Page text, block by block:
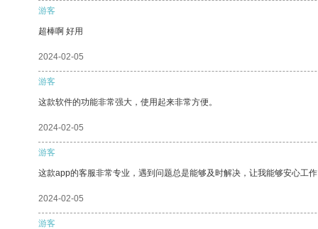
游客
超棒啊 好用
2024-02-05
游客
这款软件的功能非常强大，使用起来非常方便。
2024-02-05
游客
这款app的客服非常专业，遇到问题总是能够及时解决，让我能够安心工
2024-02-05
游客